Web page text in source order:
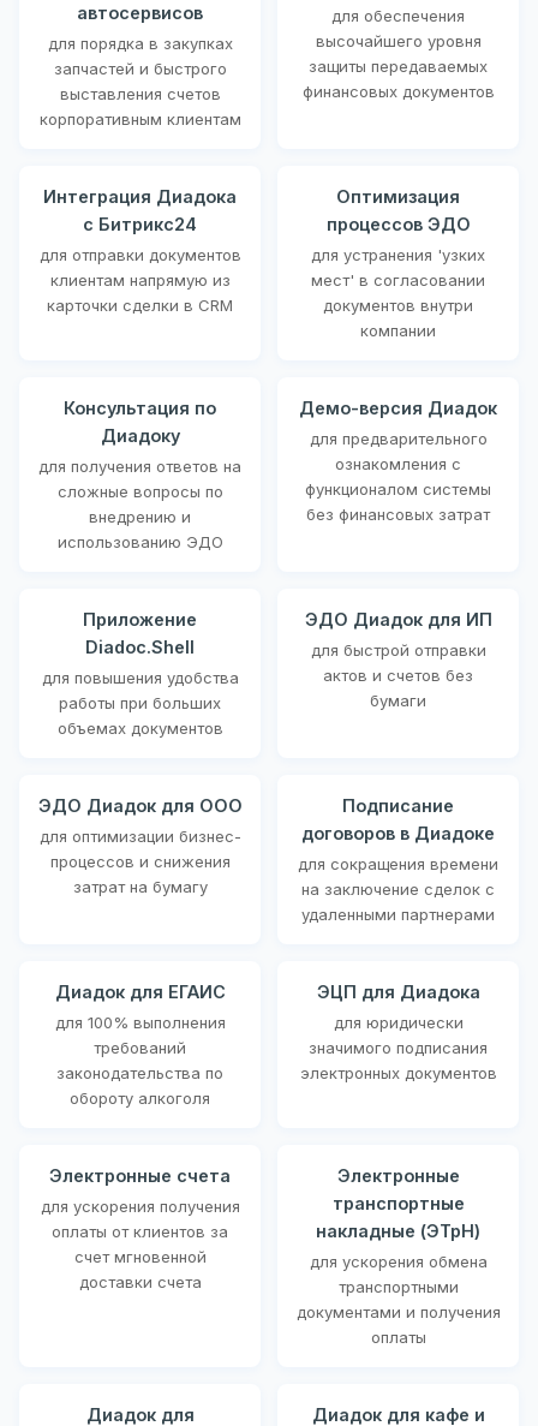
автосервисов
для порядка в закупках
запчастей и быстрого
выставления счетов
корпоративным клиентам
для обеспечения
высочайшего уровня
защиты передаваемых
финансовых документов
Интеграция Диадока
с Битрикс24
для отправки документов
клиентам напрямую из
карточки сделки в CRM
Оптимизация
процессов ЭДО
для устранения 'узких
мест' в согласовании
документов внутри
компании
Консультация по
Диадоку
для получения ответов на
сложные вопросы по
внедрению и
использованию ЭДО
Демо-версия Диадок
для предварительного
ознакомления с
функционалом системы
без финансовых затрат
Приложение
Diadoc.Shell
для повышения удобства
работы при больших
объемах документов
ЭДО Диадок для ИП
для быстрой отправки
актов и счетов без
бумаги
ЭДО Диадок для ООО
для оптимизации бизнес-
процессов и снижения
затрат на бумагу
Подписание
договоров в Диадоке
для сокращения времени
на заключение сделок с
удаленными партнерами
Диадок для ЕГАИС
для 100% выполнения
требований
законодательства по
обороту алкоголя
ЭЦП для Диадока
для юридически
значимого подписания
электронных документов
Электронные счета
для ускорения получения
оплаты от клиентов за
счет мгновенной
доставки счета
Электронные
транспортные
накладные (ЭТрН)
для ускорения обмена
транспортными
документами и получения
оплаты
Диадок для
Диадок для кафе и